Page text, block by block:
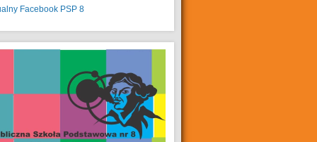
Facebook PSP 8